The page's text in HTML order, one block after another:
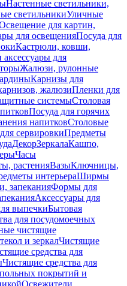
Настенные светильники,
светильникиУличные
для картин,
для освещенияПосуда для
Кастрюли, ковши,
для
Жалюзи, рулонные
Карнизы для
жалюзиПленки для
системыСтоловая
Посуда для горячих
напитковСтоловые
сервировкиПредметы
ДекорЗеркалаКашпо,
Часы
растенияВазыКлючницы,
интерьераШирмы
запеканияФормы для
Аксессуары для
выпечкиБытовая
для посудомоечных
чистящие
и зеркалЧистящие
средства для
Чистящие средства для
покрытий и
Освежители